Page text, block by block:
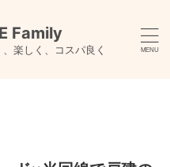
Family
楽しく、コスパ良く